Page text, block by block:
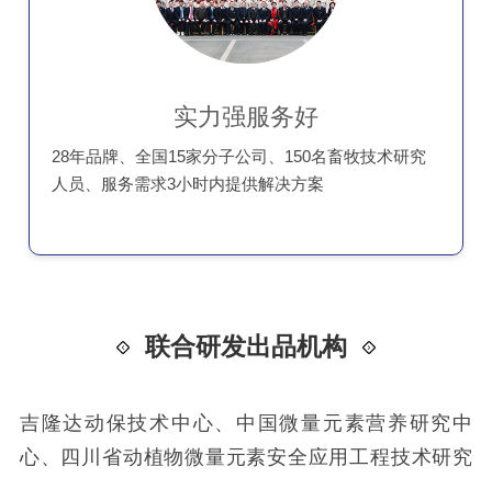
实力强服务好
28年品牌、全国15家分子公司、150名畜牧技术研究
人员、服务需求3小时内提供解决方案
联合研发出品机构
吉隆达动保技术中心、中国微量元素营养研究中
心、四川省动植物微量元素安全应用工程技术研究